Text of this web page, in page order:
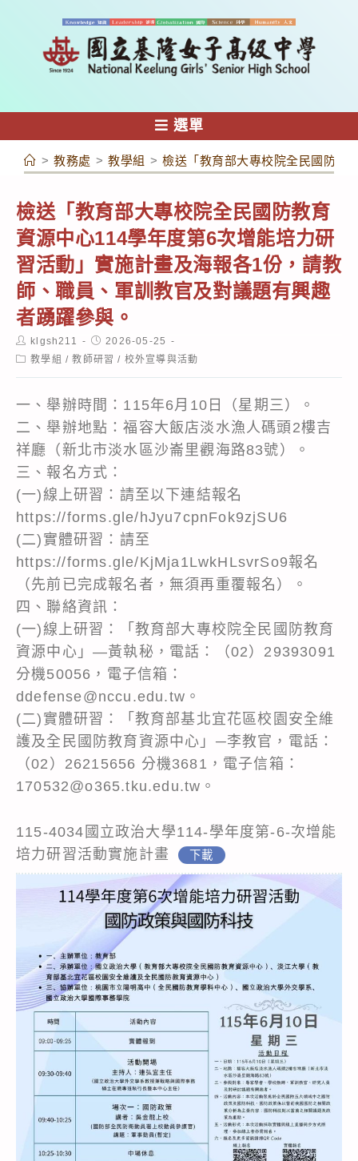
容
選單
> 教務處 > 教學組 > 檢送「教育部大專校院全民國防教
檢送「教育部大專校院全民國防教育
資源中心114學年度第6次增能培力研
習活動」實施計畫及海報各1份，請教
師、職員、軍訓教官及對議題有興趣
者踴躍參與。
Post
author:
klgsh211
Post
published:
2026-05-25
Post教學組 / 教師研習 / 校外宣導與活動
一、舉辦時間：115年6月10日（星期三）。
二、舉辦地點：福容大飯店淡水漁人碼頭2樓吉
祥廳（新北市淡水區沙崙里觀海路83號）。
三、報名方式：
(一)線上研習：請至以下連結報名
https://forms.gle/hJyu7cpnFok9zjSU6
(二)實體研習：請至
https://forms.gle/KjMja1LwkHLsvrSo9報名
（先前已完成報名者，無須再重覆報名）。
四、聯絡資訊：
(一)線上研習：「教育部大專校院全民國防教育
資源中心」―黃執秘，電話：（02）29393091
分機50056，電子信箱：
ddefense@nccu.edu.tw。
(二)實體研習：「教育部基北宜花區校園安全維
護及全民國防教育資源中心」─李教官，電話：
（02）26215656 分機3681，電子信箱：
170532@o365.tku.edu.tw。
115-4034國立政治大學114-學年度第-6-次增能
培力研習活動實施計畫
下載